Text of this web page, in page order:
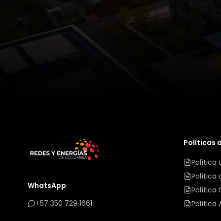
WhatsApp
+57 350 729 1661
Políticas
Política
Política
Política
Política